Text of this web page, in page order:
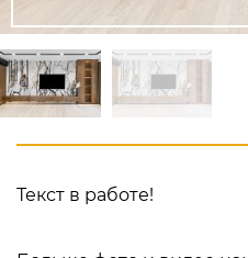
Текст в работе!